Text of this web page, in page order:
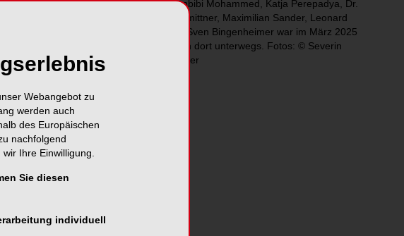
Lappel, Tanbibi Mohammed, Katja Perepadya, Dr.
Fabian Schmittner, Maximilian Sander, Leonard
Bleker und Sven Bingenheimer war im März 2025
vier Wochen dort unterwegs. Fotos: © Severin
Hackenberger
Webangebot zu
werden auch
des Europäischen
nachfolgend
Ihre Einwilligung.
Sie diesen
individuell